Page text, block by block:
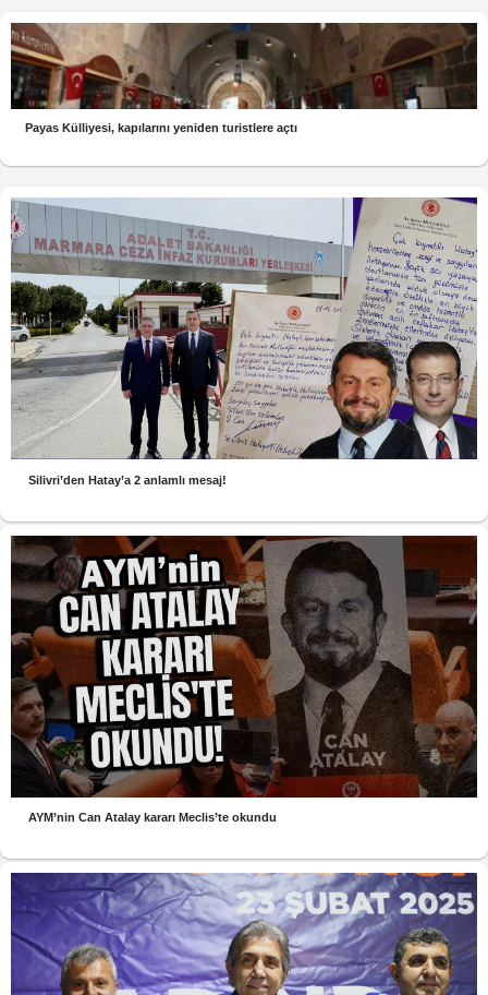
Payas Külliyesi, kapılarını yeniden turistlere açtı
Silivri’den Hatay’a 2 anlamlı mesaj!
AYM’nin Can Atalay kararı Meclis’te okundu